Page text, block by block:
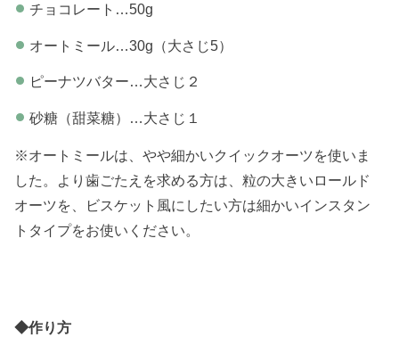
チョコレート…50g
オートミール…30g（大さじ5）
ピーナツバター…大さじ２
砂糖（甜菜糖）…大さじ１
※オートミールは、やや細かいクイックオーツを使いま
した。より歯ごたえを求める方は、粒の大きいロールド
オーツを、ビスケット風にしたい方は細かいインスタン
トタイプをお使いください。
◆作り方